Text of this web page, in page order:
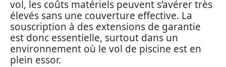
vol, les coûts matériels peuvent s’avérer très
élevés sans une couverture effective. La
souscription à des extensions de garantie
est donc essentielle, surtout dans un
environnement où le vol de piscine est en
plein essor.